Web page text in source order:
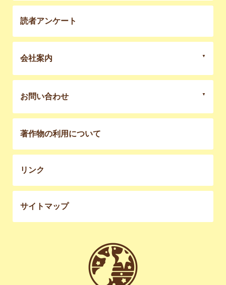
読者アンケート
会社案内
お問い合わせ
著作物の利用について
リンク
サイトマップ